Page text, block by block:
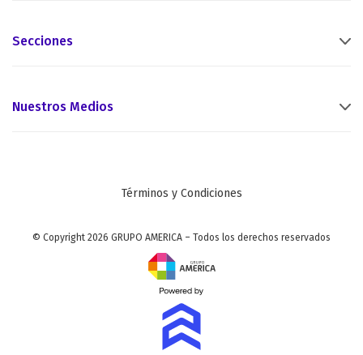
Secciones
Nuestros Medios
Términos y Condiciones
© Copyright 2026 GRUPO AMERICA – Todos los derechos reservados